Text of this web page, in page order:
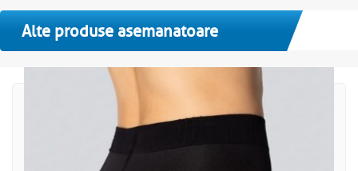
Alte produse asemanatoare